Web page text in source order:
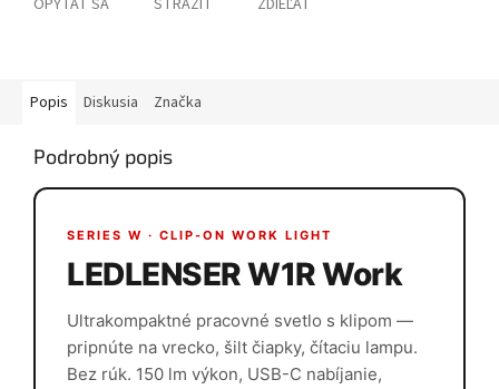
OPÝTAŤ SA STRÁŽIŤ ZDIEĽAŤ
Popis Diskusia Značka
Podrobný popis
SERIES W · CLIP-ON WORK LIGHT
LEDLENSER W1R Work
Ultrakompaktné pracovné svetlo s klipom —
pripnúte na vrecko, šilt čiapky, čítaciu lampu.
Bez rúk. 150 lm výkon, USB-C nabíjanie,